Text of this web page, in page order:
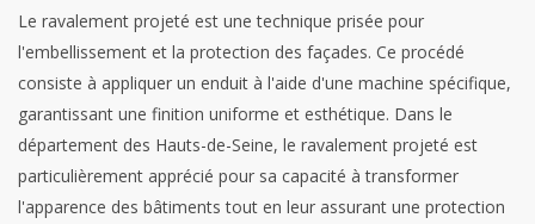
Le ravalement projeté est une technique prisée pour
l'embellissement et la protection des façades. Ce procédé
consiste à appliquer un enduit à l'aide d'une machine spécifique,
garantissant une finition uniforme et esthétique. Dans le
département des Hauts-de-Seine, le ravalement projeté est
particulièrement apprécié pour sa capacité à transformer
l'apparence des bâtiments tout en leur assurant une protection